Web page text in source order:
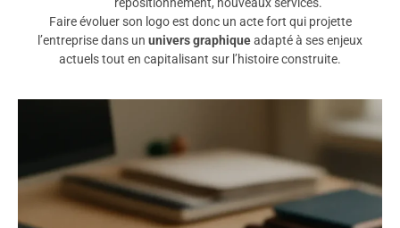
Faire évoluer son logo est donc un acte fort qui projette
l’entreprise dans un univers graphiqueadapté à ses enjeux
actuels tout en capitalisant sur l’histoire construite.